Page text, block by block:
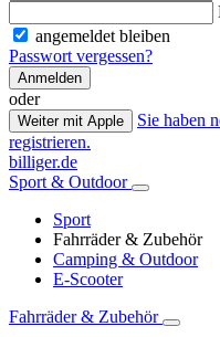
angemeldet bleiben
Passwort vergessen?
Anmelden
oder
Weiter mit Apple
Sie haben
registrieren.
billiger.de
Sport & Outdoor
Sport
Fahrräder & Zubehör
Camping & Outdoor
E-Scooter
Fahrräder & Zubehör